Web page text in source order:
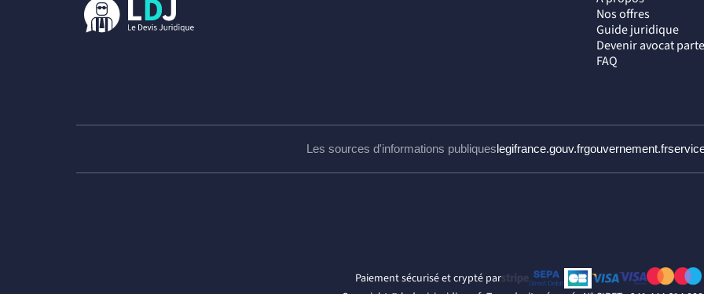
Nos offres
Guide juridique
Devenir avocat
FAQ
Les sources d'informations publiqueslegifrance.gouv.frgouvernement.fr
Paiement sécurisé et crypté par